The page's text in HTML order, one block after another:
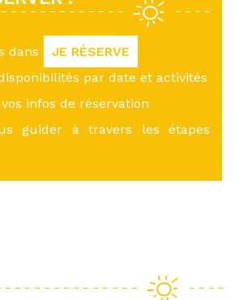
dans
JE RÉSERVE
par date et activités
infos de réservation
guider à travers les étapes